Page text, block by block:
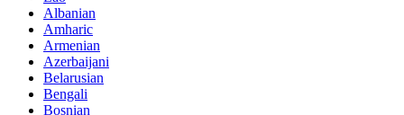
Albanian
Amharic
Armenian
Azerbaijani
Belarusian
Bengali
Bosnian